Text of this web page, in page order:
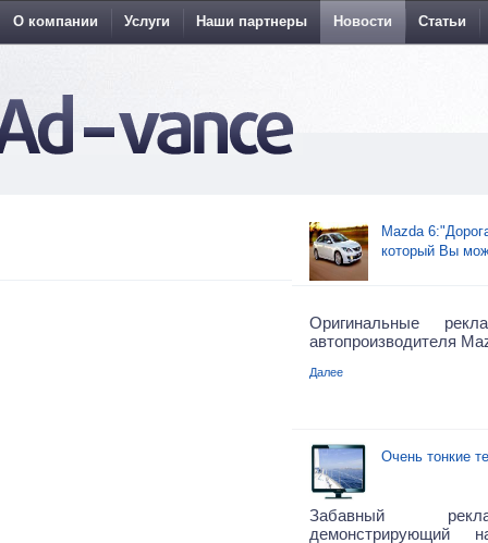
О компании Услуги Наши партнеры Новости Статьи
Mazda
который Вы
Оригинальные
автопроизводителя
Далее
Очень тонкие
Забавный
демонстрирующий